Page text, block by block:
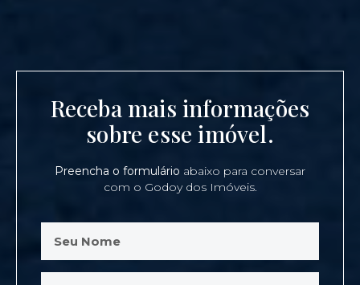
Receba mais informações
sobre esse imóvel.
Preencha o formulário abaixo para conversar
com o Godoy dos Imóveis.